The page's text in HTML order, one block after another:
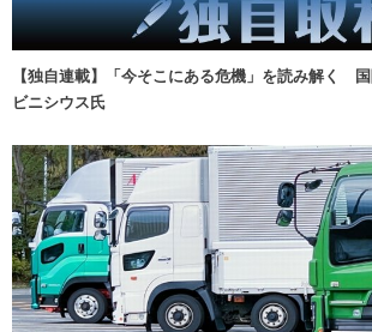
【独自連載】「今そこにある危機」を読み解く
ビニシウス氏